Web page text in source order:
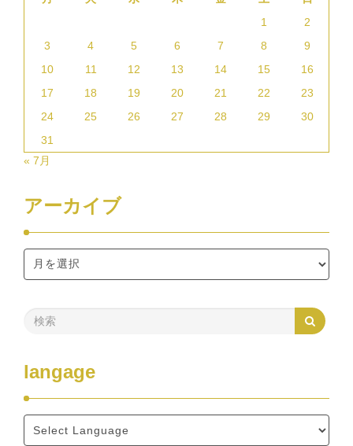
1
2
3
4 5 6 7 8
9
10
11 12 13 14 15
16
17
18 19 20 21 22
23
24
25 26 27 28 29
30
31
« 7月
アーカイブ
langage